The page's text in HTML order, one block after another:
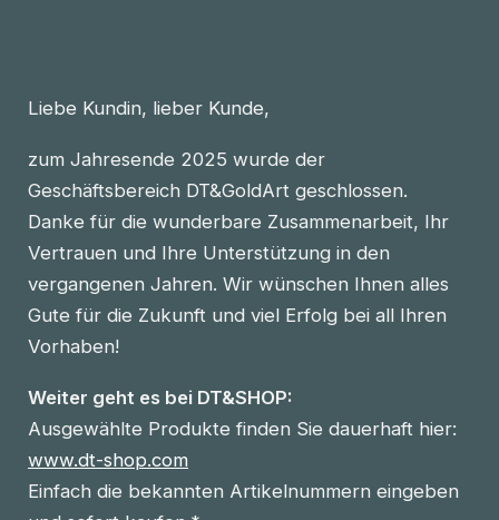
Liebe Kundin, lieber Kunde,
zum Jahresende 2025 wurde der
Geschäftsbereich DT&GoldArt geschlossen.
Danke für die wunderbare Zusammenarbeit, Ihr
Vertrauen und Ihre Unterstützung in den
vergangenen Jahren. Wir wünschen Ihnen alles
Gute für die Zukunft und viel Erfolg bei all Ihren
Vorhaben!
Weiter geht es bei DT&SHOP:
Ausgewählte Produkte finden Sie dauerhaft hier:
www.dt-shop.com
Einfach die bekannten Artikelnummern eingeben